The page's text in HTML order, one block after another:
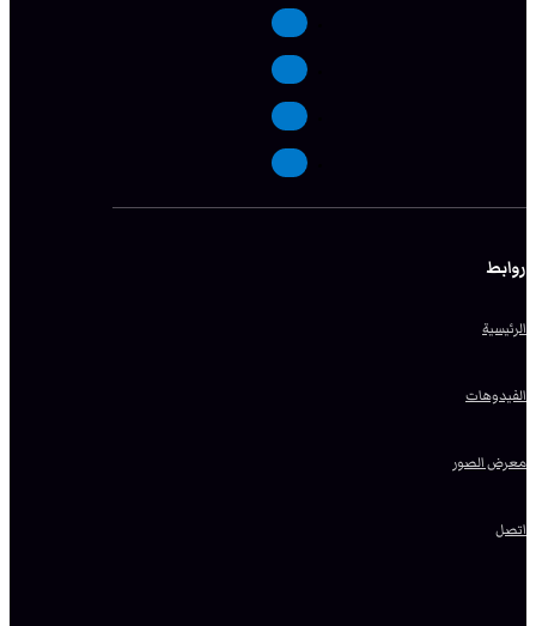
روابط
الرئيسية
الفيدوهات
معرض الصور
اتصل